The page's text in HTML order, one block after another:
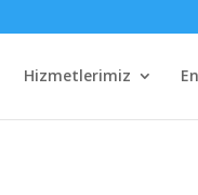
Hizmetlerimiz